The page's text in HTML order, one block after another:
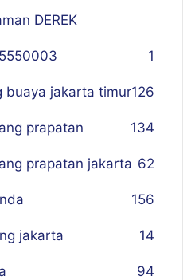
DEREK
1
buaya jakarta timur126
prapatan 134
prapatan jakarta 62
156
jakarta 14
94